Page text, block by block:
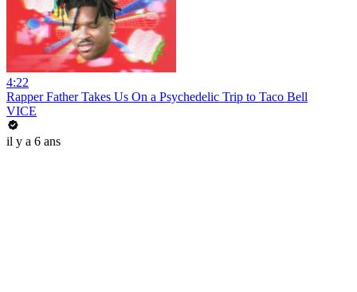
4:22
Rapper Father Takes Us On a Psychedelic Trip to Taco Bell
VICE
il y a 6 ans